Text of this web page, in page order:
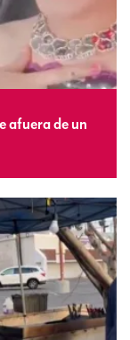
afuera de un